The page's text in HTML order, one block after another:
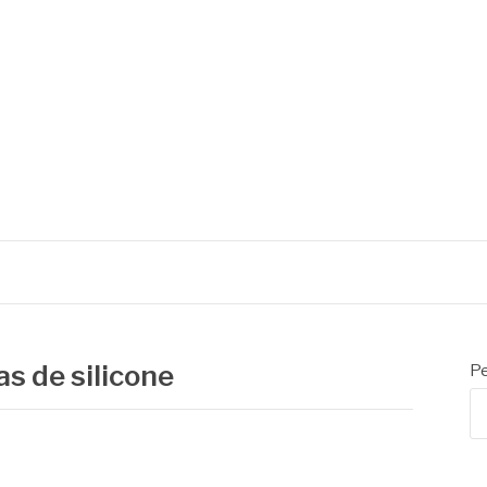
de silicone